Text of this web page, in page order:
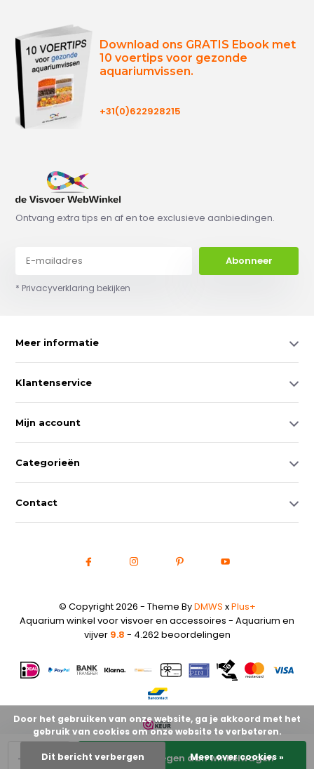
+
- Toevoegen aan winkelwagen
Download ons GRATIS Ebook met
10 voertips voor gezonde
aquariumvissen.
+31(0)622928215
Ontvang extra tips en af en toe exclusieve aanbiedingen.
Abonneer
* Privacyverklaring bekijken
Meer informatie
Klantenservice
Mijn account
Categorieën
Contact
© Copyright 2026 - Theme ByDMWS xPlus+
Aquarium winkel voor visvoer en accessoires - Aquarium en
vijver 9.8 - 4.262 beoordelingen
Door het gebruiken van onze website, ga je akkoord met het
gebruik van cookies om onze website te verbeteren.
Dit bericht verbergen Meer over cookies »